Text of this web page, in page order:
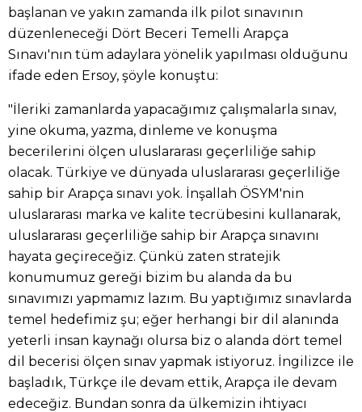
başlanan ve yakın zamanda ilk pilot sınavının
düzenleneceği Dört Beceri Temelli Arapça
Sınavı'nın tüm adaylara yönelik yapılması olduğunu
ifade eden Ersoy, şöyle konuştu:
"İleriki zamanlarda yapacağımız çalışmalarla sınav,
yine okuma, yazma, dinleme ve konuşma
becerilerini ölçen uluslararası geçerliliğe sahip
olacak. Türkiye ve dünyada uluslararası geçerliliğe
sahip bir Arapça sınavı yok. İnşallah ÖSYM'nin
uluslararası marka ve kalite tecrübesini kullanarak,
uluslararası geçerliliğe sahip bir Arapça sınavını
hayata geçireceğiz. Çünkü zaten stratejik
konumumuz gereği bizim bu alanda da bu
sınavımızı yapmamız lazım. Bu yaptığımız sınavlarda
temel hedefimiz şu; eğer herhangi bir dil alanında
yeterli insan kaynağı olursa biz o alanda dört temel
dil becerisi ölçen sınav yapmak istiyoruz. İngilizce ile
başladık, Türkçe ile devam ettik, Arapça ile devam
edeceğiz. Bundan sonra da ülkemizin ihtiyacı